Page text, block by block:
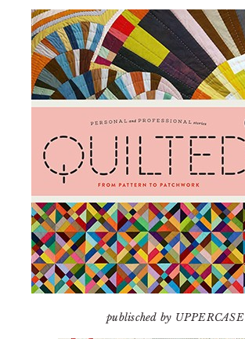
publisched by UPPERCASE